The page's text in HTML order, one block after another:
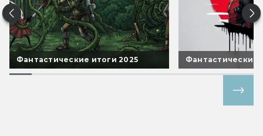
Фантастические итоги 2025 Фантастические